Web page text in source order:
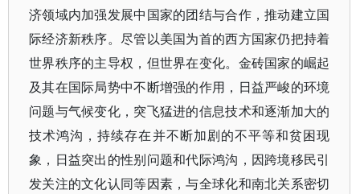
济领域内加强发展中国家的团结与合作，推动建立国
际经济新秩序。尽管以美国为首的西方国家仍把持着
世界秩序的主导权，但世界在变化。金砖国家的崛起
及其在国际局势中不断增强的作用，日益严峻的环境
问题与气候变化，突飞猛进的信息技术和逐渐加大的
技术鸿沟，持续存在并不断加剧的不平等和贫困现
象，日益突出的性别问题和代际鸿沟，因跨境移民引
发关注的文化认同等因素，与全球化和南北关系密切